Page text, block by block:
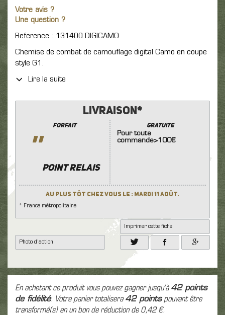
Votre avis ?
Une question ?
Reference : 131400 DIGICAMO
Chemise de combat de camouflage digital Camo en coupe
style G1.
Lire la suite
Livraison*
Forfait
''
POINT RELAIS
GRATUITE
Pour toute
commande>100€
Au plus tôt chez vous le : Mardi 11 Août.
* France métropolitaine
Imprimer cette fiche
Photo d'action
En achetant ce produit vous pouvez gagner jusqu'à42points
de fidélité. Votre panier totalisera42pointspouvant être
transformé(s) en un bon de réduction de 0,42 €.